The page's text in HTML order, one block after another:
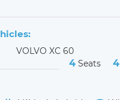
reviews )